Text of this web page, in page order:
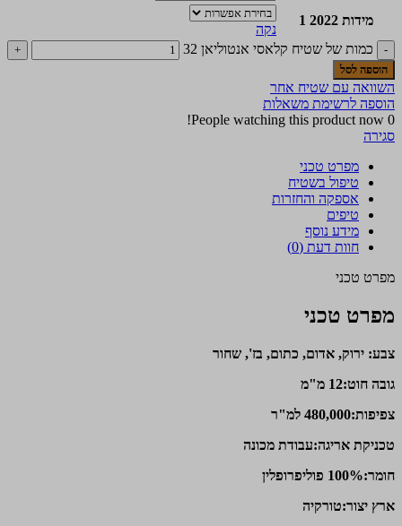
מידות 2022 1
נקה
כמות של שטיח קלאסי אנטוליאן 32
הוספה לסל
השוואה עם שטיח אחר
הוספה לרשימת משאלות
0
People watching this product now!
סגירה
מפרט טכני
טיפול בשטיח
אספקה והחזרות
טיפים
מידע נוסף
חוות דעת (0)
מפרט טכני
מפרט טכני
צבע: ירוק, אדום, כתום, בז', שחור
גובה חוט:12 מ"מ
צפיפות:480,000 למ"ר
טכניקת אריגה:עבודת מכונה
חומר:100% פוליפרופלין
ארץ יצור:טורקיה